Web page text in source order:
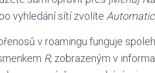
vyhledání sítí zvolíte
v roamingu funguje
R, zobrazeným v